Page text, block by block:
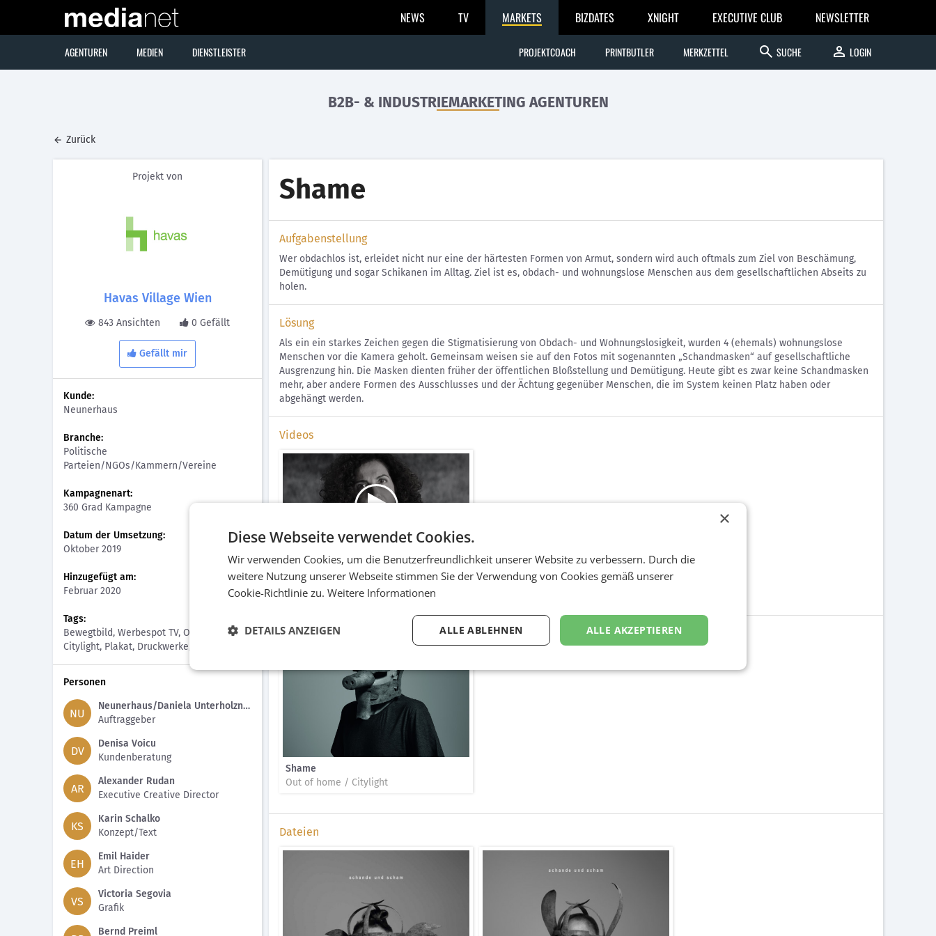
NEWS TV MARKETS BIZDATES XNIGHT EXECUTIVE CLUB NEWSLETTER
AGENTUREN MEDIEN DIENSTLEISTER PROJEKTCOACH PRINTBUTLER MERKZETTEL search SUCHE person LOGIN
B2B- & INDUSTRIEMARKETING AGENTUREN
Zurück
Projekt von
Havas Village Wien
843 Ansichten 0 Gefällt
Gefällt mir
Kunde:
Neunerhaus
Branche:
Politische
Parteien/NGOs/Kammern/Vereine
Kampagnenart:
360 Grad Kampagne
Datum der Umsetzung:
Oktober 2019
Hinzugefügt am:
Februar 2020
Tags:
Bewegtbild, Werbespot TV, Out of home,
Citylight, Plakat, Druckwerke, Inserat
Personen
NU
Neunerhaus/Daniela Unterholzner, Elisabeth Hammer
Auftraggeber
DV
Denisa Voicu
Kundenberatung
AR
Alexander Rudan
Executive Creative Director
KS
Karin Schalko
Konzept/Text
EH
Emil Haider
Art Direction
VS
Victoria Segovia
Grafik
Bernd Preiml
Shame
Aufgabenstellung
Wer obdachlos ist, erleidet nicht nur eine der härtesten Formen von Armut, sondern wird auch oftmals zum Ziel von Beschämung,
Demütigung und sogar Schikanen im Alltag. Ziel ist es, obdach- und wohnungslose Menschen aus dem gesellschaftlichen Abseits zu
holen.
Lösung
Als ein ein starkes Zeichen gegen die Stigmatisierung von Obdach- und Wohnungslosigkeit, wurden 4 (ehemals) wohnungslose
Menschen vor die Kamera geholt. Gemeinsam weisen sie auf den Fotos mit sogenannten „Schandmasken“ auf gesellschaftliche
Ausgrenzung hin. Die Masken dienten früher der öffentlichen Bloßstellung und Demütigung. Heute gibt es zwar keine Schandmasken
mehr, aber andere Formen des Ausschlusses und der Ächtung gegenüber Menschen, die im System keinen Platz haben oder
abgehängt werden.
Videos
Shame Proschat Madani
Bewegtbild / Werbespot TV
Bilder
Shame
Out of home / Citylight
Dateien
×
Diese Webseite verwendet Cookies.
Wir verwenden Cookies, um die Benutzerfreundlichkeit unserer Website zu verbessern. Durch die
weitere Nutzung unserer Webseite stimmen Sie der Verwendung von Cookies gemäß unserer
Cookie-Richtlinie zu. Weitere Informationen
ALLE AKZEPTIEREN
ALLE ABLEHNEN
DETAILS ANZEIGEN